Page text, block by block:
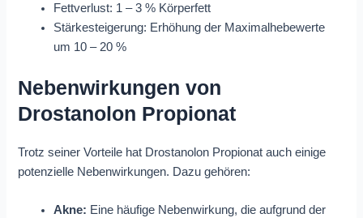
Fettverlust: 1 – 3 % Körperfett
Stärkesteigerung: Erhöhung der Maximalhebewerte
um 10 – 20 %
Nebenwirkungen von
Drostanolon Propionat
Trotz seiner Vorteile hat Drostanolon Propionat auch einige
potenzielle Nebenwirkungen. Dazu gehören:
Akne: Eine häufige Nebenwirkung, die aufgrund der